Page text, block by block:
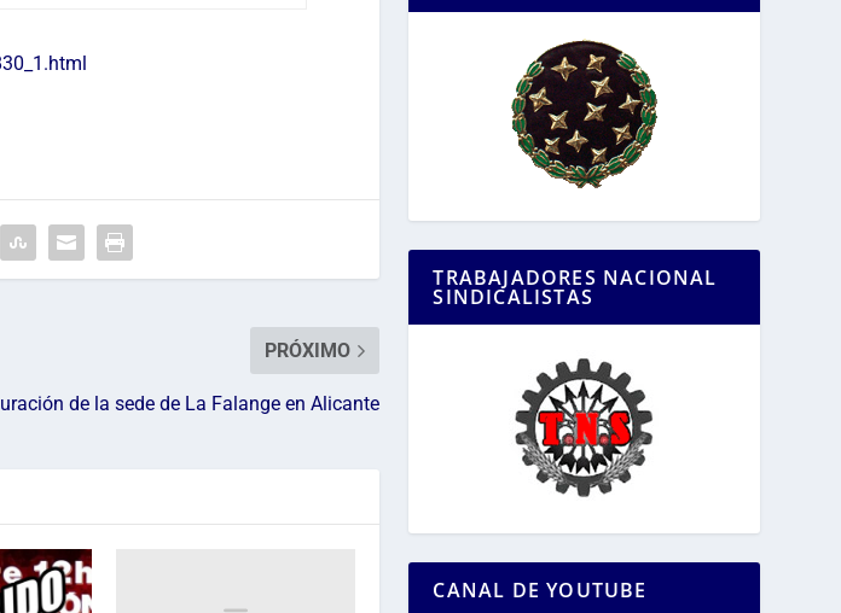
PRÓXIMO
de la sede de La Falange en Alicante
TRABAJADORES NACIONAL
SINDICALISTAS
CANAL DE YOUTUBE